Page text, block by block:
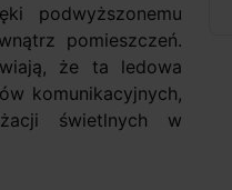
podwyższonemu
pomieszczeń.
że ta ledowa
komunikacyjnych,
świetlnych w